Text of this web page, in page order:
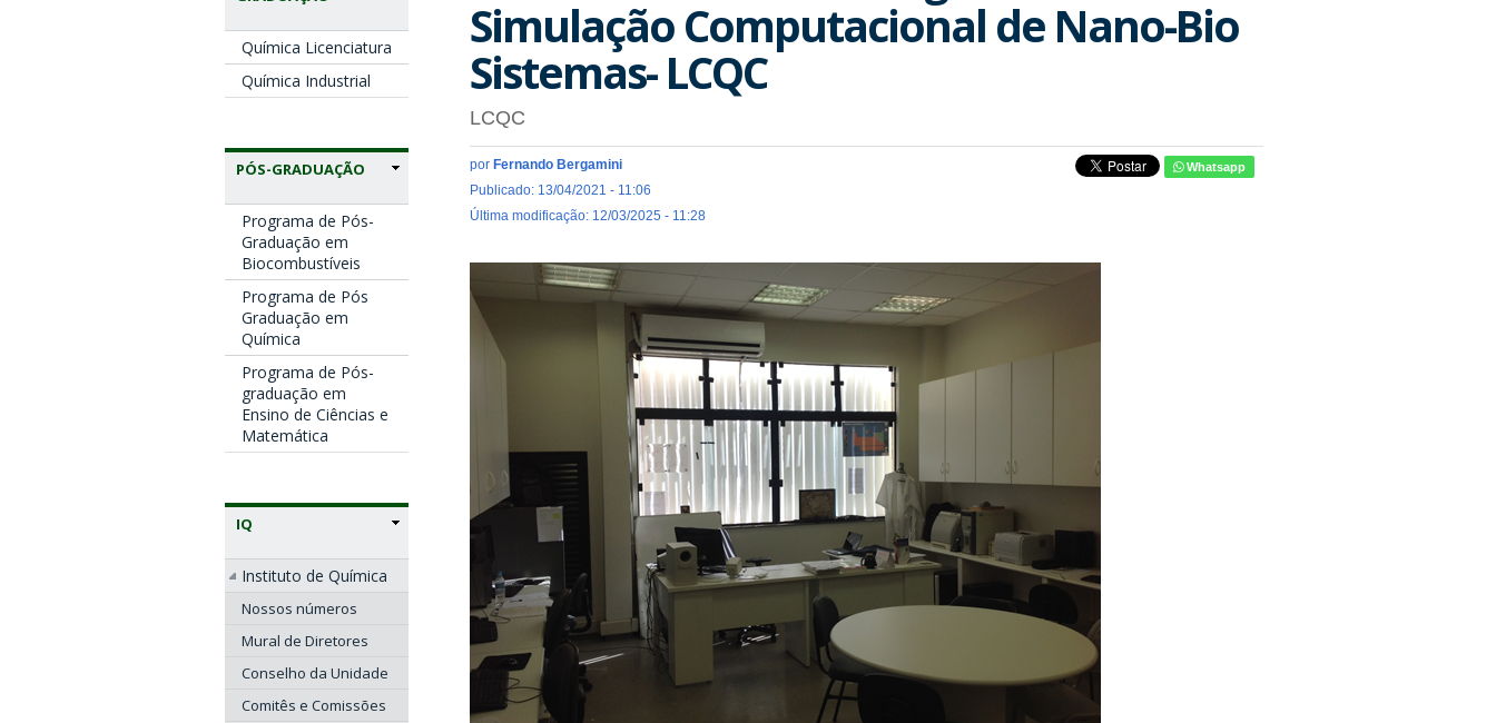
Química Licenciatura
Química Industrial
PÓS-GRADUAÇÃO
Programa de Pós-
Graduação em
Biocombustíveis
Programa de Pós
Graduação em
Química
Programa de Pós-
graduação em
Ensino de Ciências e
Matemática
IQ
Instituto de Química
Nossos números
Mural de Diretores
Conselho da Unidade
Comitês e Comissões
Simulação Computacional de Nano-Bio
Sistemas- LCQC
LCQC
por Fernando Bergamini
Publicado: 13/04/2021 - 11:06
Última modificação: 12/03/2025 - 11:28
Whatsapp